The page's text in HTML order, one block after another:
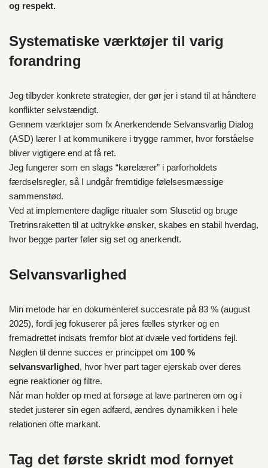
og respekt.
Systematiske værktøjer til varig
forandring
Jeg tilbyder konkrete strategier, der gør jer i stand til at håndtere
konflikter selvstændigt.
Gennem værktøjer som fx Anerkendende Selvansvarlig Dialog
(ASD) lærer I at kommunikere i trygge rammer, hvor forståelse
bliver vigtigere end at få ret.
Jeg fungerer som en slags “kørelærer” i parforholdets
færdselsregler, så I undgår fremtidige følelsesmæssige
sammenstød.
Ved at implementere daglige ritualer som Slusetid og bruge
Tretrinsraketten til at udtrykke ønsker, skabes en stabil hverdag,
hvor begge parter føler sig set og anerkendt.
Selvansvarlighed
Min metode har en dokumenteret succesrate på 83 % (august
2025), fordi jeg fokuserer på jeres fælles styrker og en
fremadrettet indsats fremfor blot at dvæle ved fortidens fejl.
Nøglen til denne succes er princippet om 100 %
selvansvarlighed, hvor hver part tager ejerskab over deres
egne reaktioner og filtre.
Når man holder op med at forsøge at lave partneren om og i
stedet justerer sin egen adfærd, ændres dynamikken i hele
relationen ofte markant.
Tag det første skridt mod fornyet